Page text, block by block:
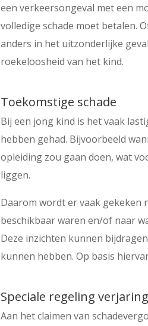
een verkeersongeval met een
volledige schade moet betalen.
anders in het uitzonderlijke
roekeloosheid van het kind.
Toekomstige schade
Bij een jong kind is het vaak
hebben gehad. Bijvoorbeeld
opleiding zou gaan doen, wat
liggen.
Daarom wordt er vaak gekeken
beschikbaar waren en/of naar
Deze inzichten kunnen
kunnen hebben. Op basis
Speciale regeling
Aan het claimen van